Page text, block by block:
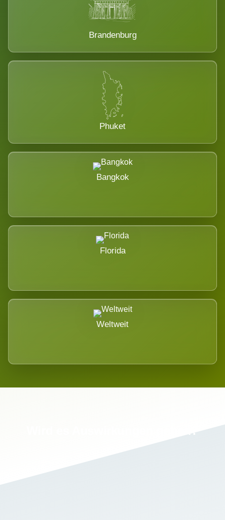
Brandenburg
Phuket
Bangkok
Florida
Weltweit
Wird es Auswirkungen geben?